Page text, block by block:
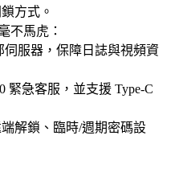
方式。
不馬虎：
伺服器，保障日誌與視頻資
緊急客服，並支援 Type-C
解鎖、臨時/週期密碼設